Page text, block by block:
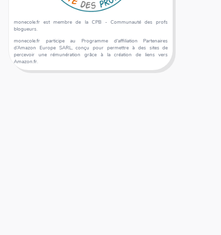
monecole.fr est membre de la CPB - Communauté des profs
blogueurs.
monecole.fr participe au Programme d'affiliation Partenaires
d’Amazon Europe SARL, conçu pour permettre à des sites de
percevoir une rémunération grâce à la création de liens vers
Amazon.fr.